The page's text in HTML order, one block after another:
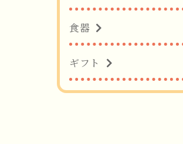
食器
ギフト